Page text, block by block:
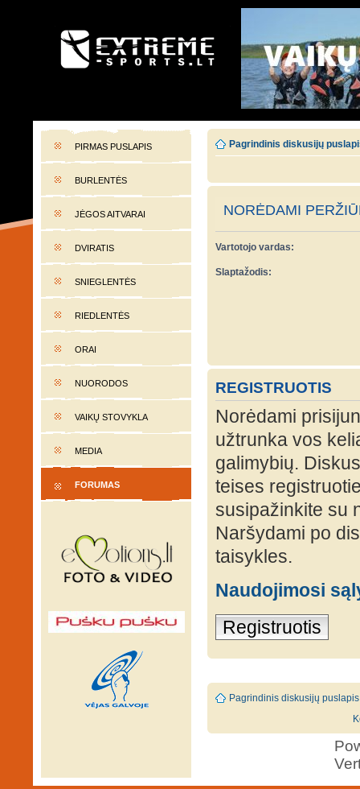
EXTREME-SPORTS.LT
PIRMAS PUSLAPIS
BURLENTĖS
JĖGOS AITVARAI
DVIRATIS
SNIEGLENTĖS
RIEDLENTĖS
ORAI
NUORODOS
VAIKŲ STOVYKLA
MEDIA
FORUMAS
Pagrindinis diskusijų
NORĖDAMI
Vartotojo vardas:
Slaptažodis:
REGISTRUOTIS
Norėdami
užtrunka vos
galimybių.
teises
susipažinkite su
Naršydami po
taisykles.
Naudojimosi
Registruotis
Pagrindinis diskusijų puslapis